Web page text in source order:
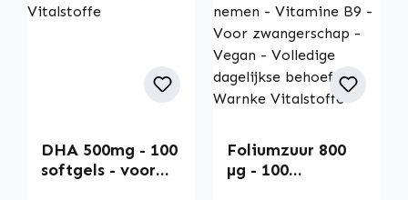
DHA 500mg - 100
softgels - voor
Foliumzuur 800
µg - 100